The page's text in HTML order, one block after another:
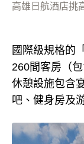
高雄日航酒店挑
國際級規格的
260間客房（
休憩設施包含
吧、健身房及